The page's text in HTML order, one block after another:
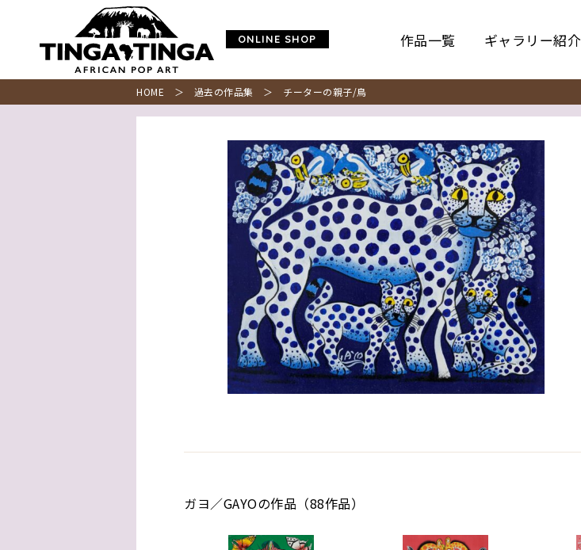
ONLINE SHOP 作品一覧 ギャラリー紹介
HOME ＞ 過去の作品集 ＞ チーターの親子/鳥
ガヨ／GAYOの作品（88作品）